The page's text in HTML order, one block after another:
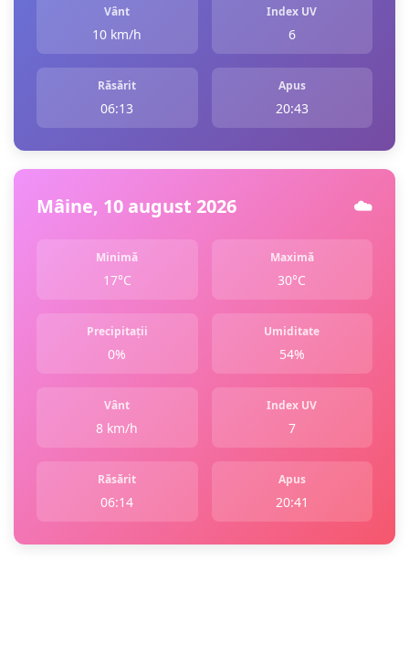
Vânt
10 km/h
Index UV
6
Răsărit
06:13
Apus
20:43
Mâine, 10 august 2026 ☁️
Minimă
17°C
Maximă
30°C
Precipitații
0%
Umiditate
54%
Vânt
8 km/h
Index UV
7
Răsărit
06:14
Apus
20:41